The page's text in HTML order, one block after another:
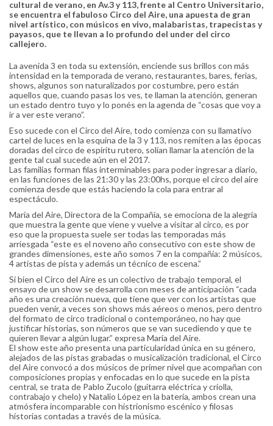
cultural de verano, en Av.3 y 113, frente al Centro Universitario,
se encuentra el fabuloso Circo del Aire, una apuesta de gran
nivel artístico, con músicos en vivo, malabaristas, trapecistas y
payasos, que te llevan a lo profundo del under del circo
callejero.
La avenida 3 en toda su extensión, enciende sus brillos con más
intensidad en la temporada de verano, restaurantes, bares, ferias,
shows, algunos son naturalizados por costumbre, pero están
aquellos que, cuando pasas los ves, te llaman la atención, generan
un estado dentro tuyo y lo ponés en la agenda de “cosas que voy a
ir a ver este verano”.
Eso sucede con el Circo del Aire, todo comienza con su llamativo
cartel de luces en la esquina de la 3 y 113, nos remiten a las épocas
doradas del circo de espíritu rutero, solían llamar la atención de la
gente tal cual sucede aún en el 2017.
Las familias forman filas interminables para poder ingresar a diario,
en las funciones de las 21:30 y las 23:00hs, porque el circo del aire
comienza desde que estás haciendo la cola para entrar al
espectáculo.
María del Aire, Directora de la Compañía, se emociona de la alegría
que muestra la gente que viene y vuelve a visitar al circo, es por
eso que la propuesta suele ser todas las temporadas más
arriesgada “este es el noveno año consecutivo con este show de
grandes dimensiones, este año somos 7 en la compañía: 2 músicos,
4 artistas de pista y además un técnico de escena.”
Si bien el Circo del Aire es un colectivo de trabajo temporal, el
ensayo de un show se desarrolla con meses de anticipación “cada
año es una creación nueva, que tiene que ver con los artistas que
pueden venir, a veces son shows más aéreos o menos, pero dentro
del formato de circo tradicional o contemporáneo, no hay que
justificar historias, son números que se van sucediendo y que te
quieren llevar a algún lugar.” expresa María del Aire.
El show este año presenta una particularidad única en su género,
alejados de las pistas grabadas o musicalización tradicional, el Circo
del Aire convocó a dos músicos de primer nivel que acompañan con
composiciones propias y enfocadas en lo que sucede en la pista
central, se trata de Pablo Zucolo (guitarra eléctrica y criolla,
contrabajo y chelo) y Natalio López en la batería, ambos crean una
atmósfera incomparable con histrionismo escénico y filosas
historias contadas a través de la música.